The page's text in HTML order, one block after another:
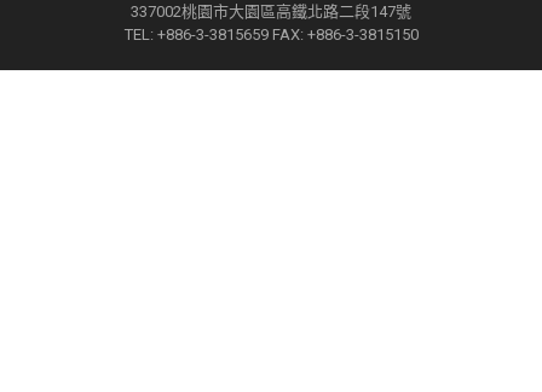
337002桃園市大園區高鐵北路二段147號
TEL: +886-3-3815659 FAX: +886-3-3815150